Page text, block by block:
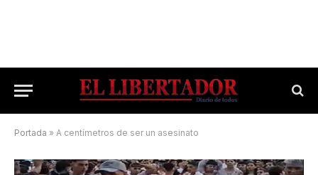
Portada » A centímetros de ser un asesinato